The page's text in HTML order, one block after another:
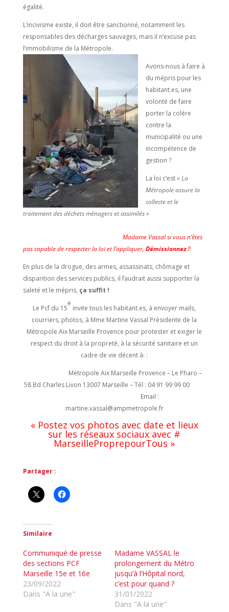
égalité.
L’incivisme existe, il doit être sanctionné, notamment les
responsables des décharges sauvages, mais il n’excuse pas
l’immobilisme de la Métropole.
Avons-nous à faire à
du mépris pour les
habitant.es, une
volonté de faire
porter la colère
contre la
municipalité ou une
incompétence de
gestion ?
La loi c’est« La
Métropole assure la
collecte et le
traitement des déchets ménagers et assimilés »
Madame Vassal si vous n’êtes
pas capable de respecter la loi et l’appliquer, Démissionnez!!
En plus de la drogue, des armes, assassinats, chômage et
disparition des services publics, il faudrait aussi supporter la
saleté et le mépris, ça suffit !
Le Pcf du 15
e
invite tous les habitant.es, à envoyer mails,
courriers, photos, à Mme Martine Vassal Présidente de la
Métropole Aix Marseille Provence pour protester et exiger le
respect du droit à la propreté, à la sécurité sanitaire et un
cadre de vie décent à: :
Métropole Aix Marseille Provence – Le Pharo –
58 Bd Charles Livon 13007 Marseille – Tél : 04 91 99 99 00
Email :
martine.vassal@ampmetropole.fr
« Postez vos photos avec date et lieux
sur les réseaux sociaux avec #
MarseilleProprepourTous »
Partager :
Similaire
Communiqué de presse
des sections PCF
Marseille 15e et 16e
23/09/2022
Dans "A la une"
Madame VASSAL le
prolongement du Métro
jusqu’à l’Hôpital nord,
c’est pour quand ?
31/01/2022
Dans "A la une"